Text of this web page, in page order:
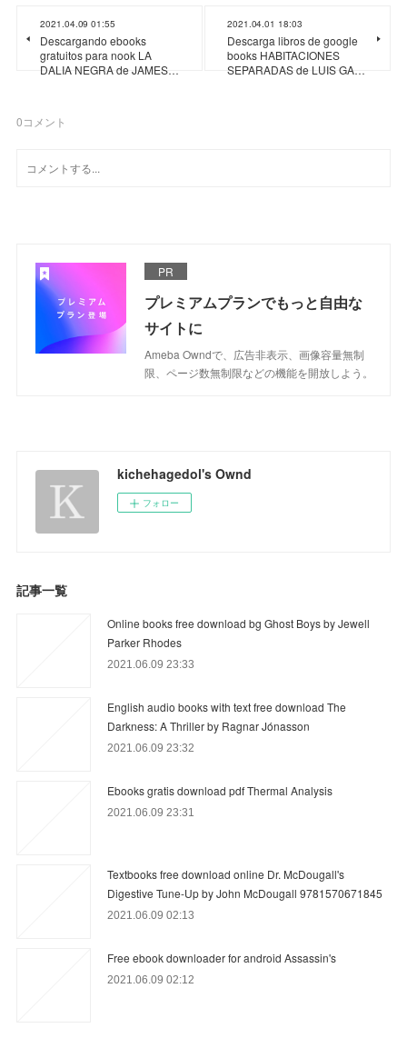
2021.04.09 01:55
Descargando ebooks
gratuitos para nook LA
DALIA NEGRA de JAMES…
2021.04.01 18:03
Descarga libros de google
books HABITACIONES
SEPARADAS de LUIS GA…
0コメント
PR
プレミアムプランでもっと自由な
サイトに
Ameba Owndで、広告非表示、画像容量無制
限、ページ数無制限などの機能を開放しよう。
kichehagedol's Ownd
フォロー
記事一覧
Online books free download bg Ghost Boys by Jewell
Parker Rhodes
2021.06.09 23:33
English audio books with text free download The
Darkness: A Thriller by Ragnar Jónasson
2021.06.09 23:32
Ebooks gratis download pdf Thermal Analysis
2021.06.09 23:31
Textbooks free download online Dr. McDougall's
Digestive Tune-Up by John McDougall 9781570671845
2021.06.09 02:13
Free ebook downloader for android Assassin's
2021.06.09 02:12